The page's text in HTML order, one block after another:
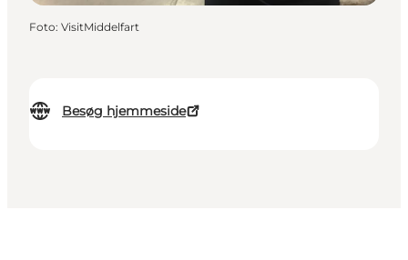
Besøg hjemmeside
Foto: VisitMiddelfart